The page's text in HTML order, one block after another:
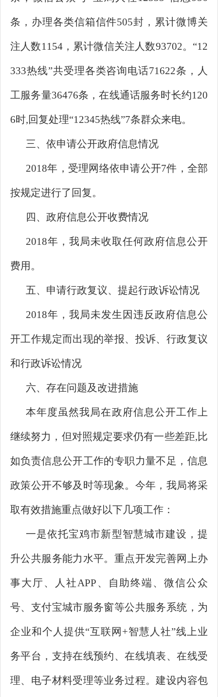
条，办理各类信箱信件505封，累计微博关
注人数1154，累计微信关注人数93702。“12
333热线”共受理各类咨询电话71622条，人
工服务量36476条，在线通话服务时长约120
6时,回复处理“12345热线”7条群众来电。
三、依申请公开政府信息情况
2018年，受理网络依申请公开7件，全部
按规定进行了回复。
四、政府信息公开收费情况
2018年，我局未收取任何政府信息公开
费用。
五、申请行政复议、提起行政诉讼情况
2018年，我局未发生因违反政府信息公
开工作规定而出现的举报、投诉、行政复议
和行政诉讼情况
六、存在问题及改进措施
本年度虽然我局在政府信息公开工作上
继续努力，但对照规定要求仍有一些差距,比
如负责信息公开工作的专职力量不足，信息
政策公开不够及时等现象。今年，我局将采
取有效措施重点做好以下几项工作：
一是依托宝鸡市新型智慧城市建设，提
升公共服务能力水平。重点开发完善网上办
事大厅、人社APP、自助终端、微信公众
号、支付宝城市服务窗等公共服务系统，为
企业和个人提供“互联网+智慧人社”线上业
务平台，支持在线预约、在线填表、在线受
理、电子材料受理等业务过程。建设内容包